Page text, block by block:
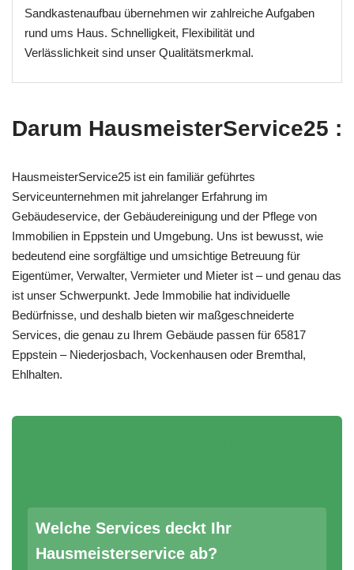
Sandkastenaufbau übernehmen wir zahlreiche Aufgaben
rund ums Haus. Schnelligkeit, Flexibilität und
Verlässlichkeit sind unser Qualitätsmerkmal.
Darum HausmeisterService25 :
HausmeisterService25 ist ein familiär geführtes
Serviceunternehmen mit jahrelanger Erfahrung im
Gebäudeservice, der Gebäudereinigung und der Pflege von
Immobilien in Eppstein und Umgebung. Uns ist bewusst, wie
bedeutend eine sorgfältige und umsichtige Betreuung für
Eigentümer, Verwalter, Vermieter und Mieter ist – und genau das
ist unser Schwerpunkt. Jede Immobilie hat individuelle
Bedürfnisse, und deshalb bieten wir maßgeschneiderte
Services, die genau zu Ihrem Gebäude passen für 65817
Eppstein – Niederjosbach, Vockenhausen oder Bremthal,
Ehlhalten.
Welche Services deckt Ihr
Hausmeisterservice ab?